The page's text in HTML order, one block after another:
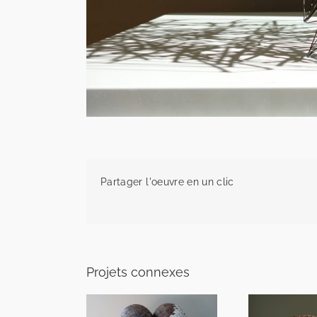
Partager l'oeuvre en un clic
Projets connexes